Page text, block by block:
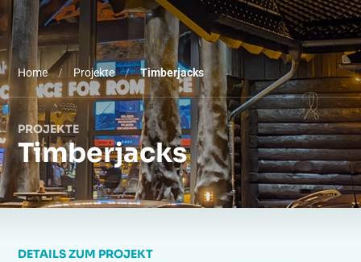
Home / Projekte / Timberjacks
PROJEKTE
Timberjacks
DETAILS ZUM PROJEKT